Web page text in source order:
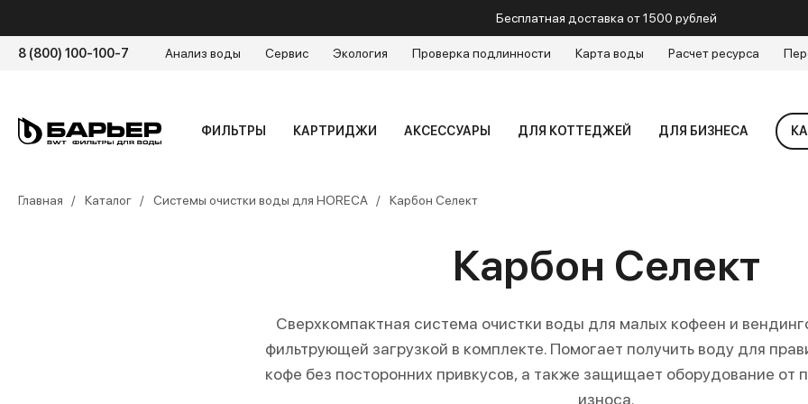
Бесплатная доставка от 1500 рублей
8 (800) 100-100-7 Анализ воды Сервис Экология Проверка подлинности Карта воды Расчет ресурса
ФИЛЬТРЫ КАРТРИДЖИ АКСЕССУАРЫ ДЛЯ КОТТЕДЖЕЙ ДЛЯ БИЗНЕСА
Главная Каталог Системы очистки воды для HORECA Карбон Селект
Карбон Селект
Сверхкомпактная система очистки воды для малых кофеен и
фильтрующей загрузкой в комплекте. Помогает получить воду для
кофе без посторонних привкусов, а также защищает оборудование от
износа.